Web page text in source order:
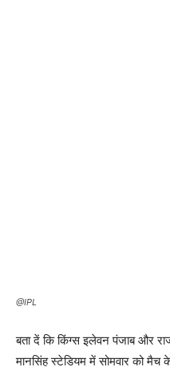
@IPL
बता दें कि किंग्स इलेवन पंजाब और
मानसिंह स्टेडियम में सोमवार को